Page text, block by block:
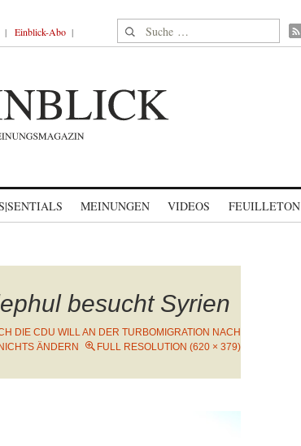
Einblick-Abo Suche nach:
MEINUNGEN VIDEOS FEUILLETON
besucht Syrien
DIE CDU WILL AN DER TURBOMIGRATION NACH
ÄNDERN
FULL RESOLUTION (620 × 379)